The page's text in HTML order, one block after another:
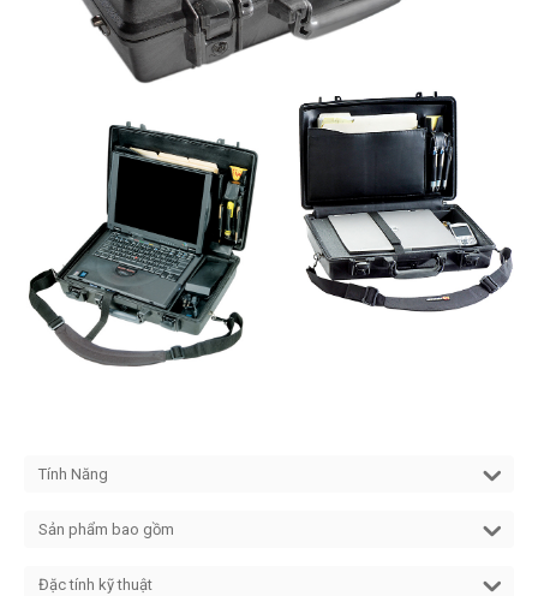
Tính Năng
Sản phẩm bao gồm
Đặc tính kỹ thuật